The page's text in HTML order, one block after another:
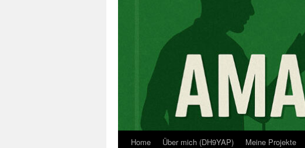
Home Über mich (DH9YAP) Meine Projekte